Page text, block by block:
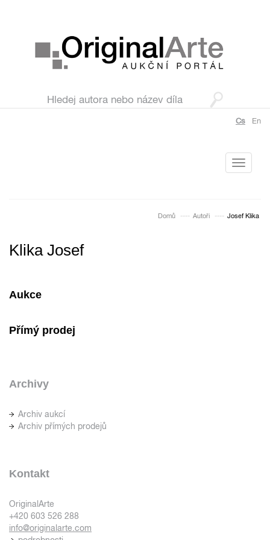
Cs En
Toggle
Domů Autoři Josef Klika
Klika Josef
Aukce
Přímý prodej
Archivy
Archiv aukcí
Archiv přímých prodejů
Kontakt
OriginalArte
+420 603 526 288
info@originalarte.com